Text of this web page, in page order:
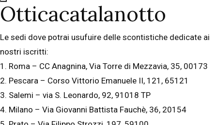
Otticacatalanotto
Le sedi dove potrai usufuire delle scontistiche dedicate ai
nostri iscritti:
1. Roma – CC Anagnina, Via Torre di Mezzavia, 35, 00173
2. Pescara – Corso Vittorio Emanuele II, 121, 65121
3. Salemi – via S. Leonardo, 92, 91018 TP
4. Milano – Via Giovanni Battista Fauchè, 36, 20154